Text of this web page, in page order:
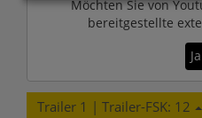
Möchten Sie von
bereitgestellte
Ja
Trailer 1 | Trailer-FSK: 12